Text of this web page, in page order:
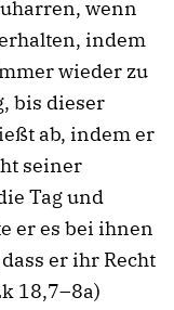
wenn
indem
wieder zu
bis dieser
ab, indem er
seiner
Tag und
er es bei ihnen
er ihr Recht
18,7–8a)